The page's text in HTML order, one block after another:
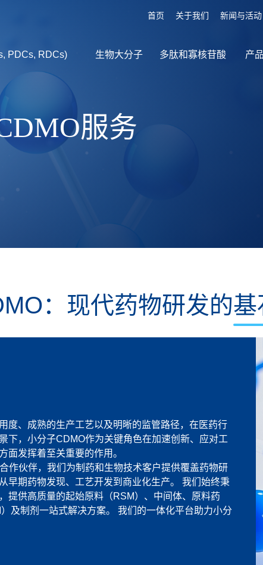
首页 关于我们 新闻与活动
PDCs, RDCs) 生物大分子 多肽和寡核苷酸 产品
服务
：现代药物研发的基
度、成熟的生产工艺以及明晰的监管路径，在医药行
下，小分子CDMO作为关键角色在加速创新、应对工
面发挥着至关重要的作用。
作伙伴，我们为制药和生物技术客户提供覆盖药物研
期药物发现、工艺开发到商业化生产。 我们始终秉
提供高质量的起始原料（RSM）、中间体、原料药
及制剂一站式解决方案。 我们的一体化平台助力小分